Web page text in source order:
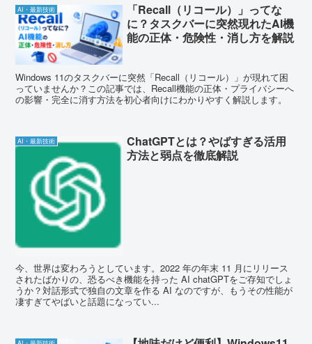
AI・最新技術
「Recall（リコール）」ってな
に？タスクバーに突然現れたAI機
能の正体・危険性・消し方を解説
Windows 11のタスクバーに突然「Recall（リコール）」が現れて困
っていませんか？この記事では、Recall機能の正体・プライバシーへ
の影響・完全に消す方法を初心者向けにわかりやすく解説します。
AI・最新技術
ChatGPTとは？やばすぎる活用
方法と弱点を徹底解説
今、世界は変わろうとしています。2022 年の年末 11 月にリリース
されたばかりの、恐るべき機能を持った AI chatGPTをご存知でしょ
うか？対話形式で独自の文章を作る AI なのですが、もうその性能が
凄すぎてやばいと話題になってい...